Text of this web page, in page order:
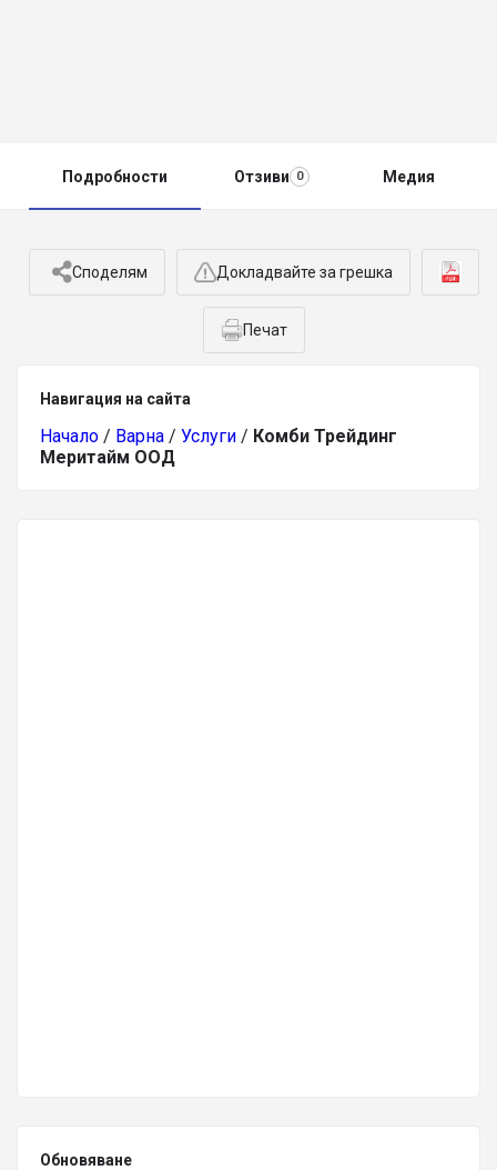
Подробности Отзиви 0 Медия
Споделям Докладвайте за грешка
Печат
Навигация на сайта
Начало / Варна / Услуги / Комби Трейдинг
Меритайм ООД
Обновяване